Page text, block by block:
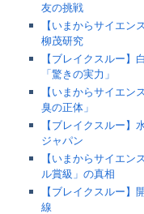
友の挑戦
【いまからサイエン
柳茂研究
【ブレイクスルー】
「驚きの実力」
【いまからサイエ
臭の正体」
【ブレイクスルー】
ジャパン
【いまからサイエ
ル賞級」の真相
【ブレイクスルー
線